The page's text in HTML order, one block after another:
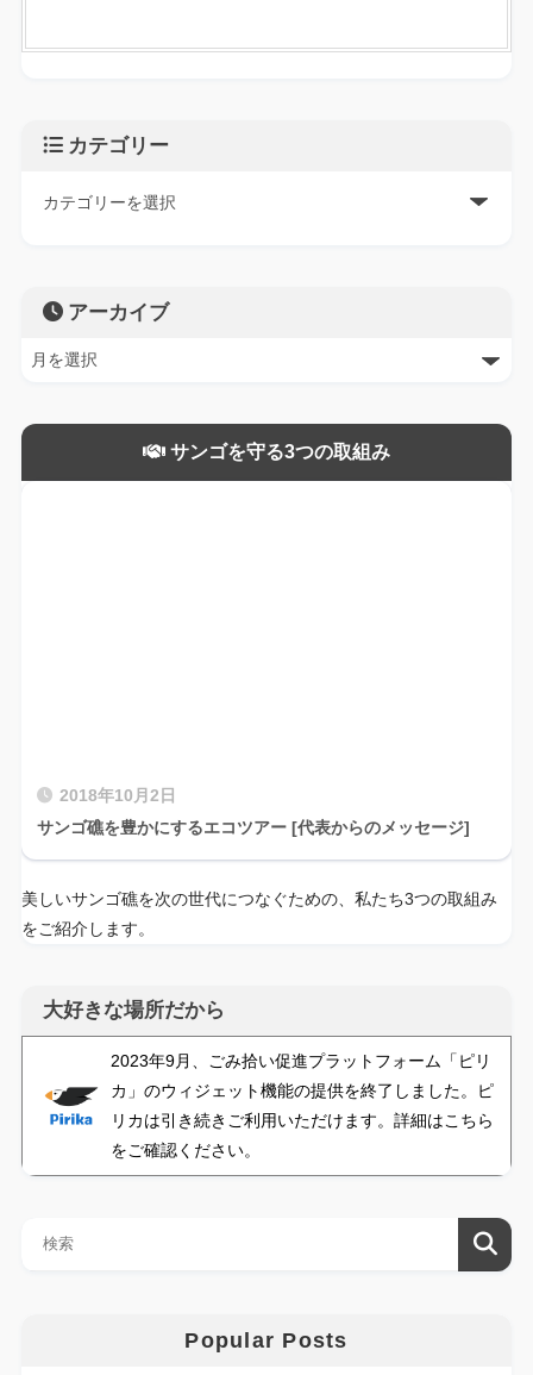
カテゴリー
アーカイブ
サンゴを守る3つの取組み
2018年10月2日
サンゴ礁を豊かにするエコツアー [代表からのメッセージ]
美しいサンゴ礁を次の世代につなぐための、私たち3つの取組み
をご紹介します。
大好きな場所だから
2023年9月、ごみ拾い促進プラットフォーム「ピリ
カ」のウィジェット機能の提供を終了しました。ピ
リカは引き続きご利用いただけます。詳細はこちら
をご確認ください。
Popular Posts